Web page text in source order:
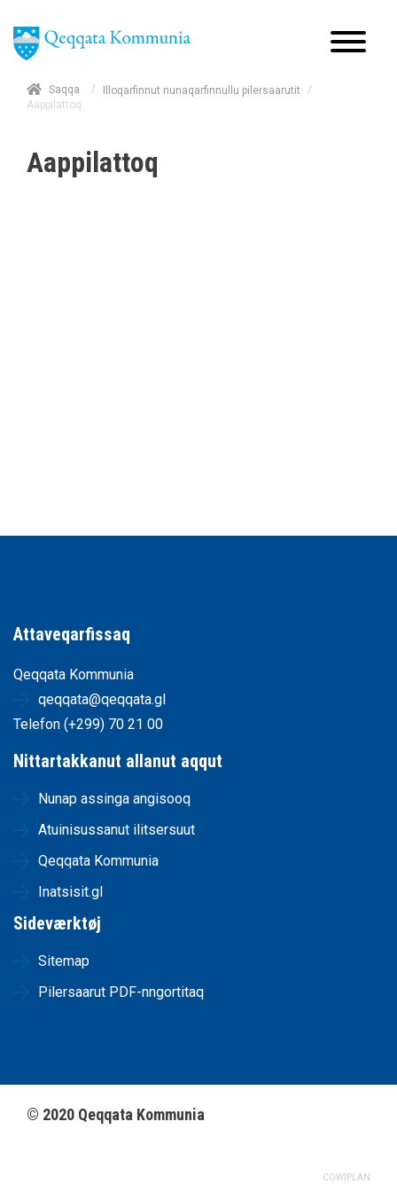
Saqqa / Illoqarfinnut nunaqarfinnullu pilersaarutit
/
Aappilattoq
Aappilattoq
Attaveqarfissaq
Qeqqata Kommunia
qeqqata@qeqqata.gl
Telefon (+299) 70 21 00
Nittartakkanut allanut aqqut
Nunap assinga angisooq
Atuinisussanut ilitsersuut
Qeqqata Kommunia
Inatsisit.gl
Sideværktøj
Sitemap
Pilersaarut PDF-nngortitaq
© 2020 Qeqqata Kommunia
COWIPLAN